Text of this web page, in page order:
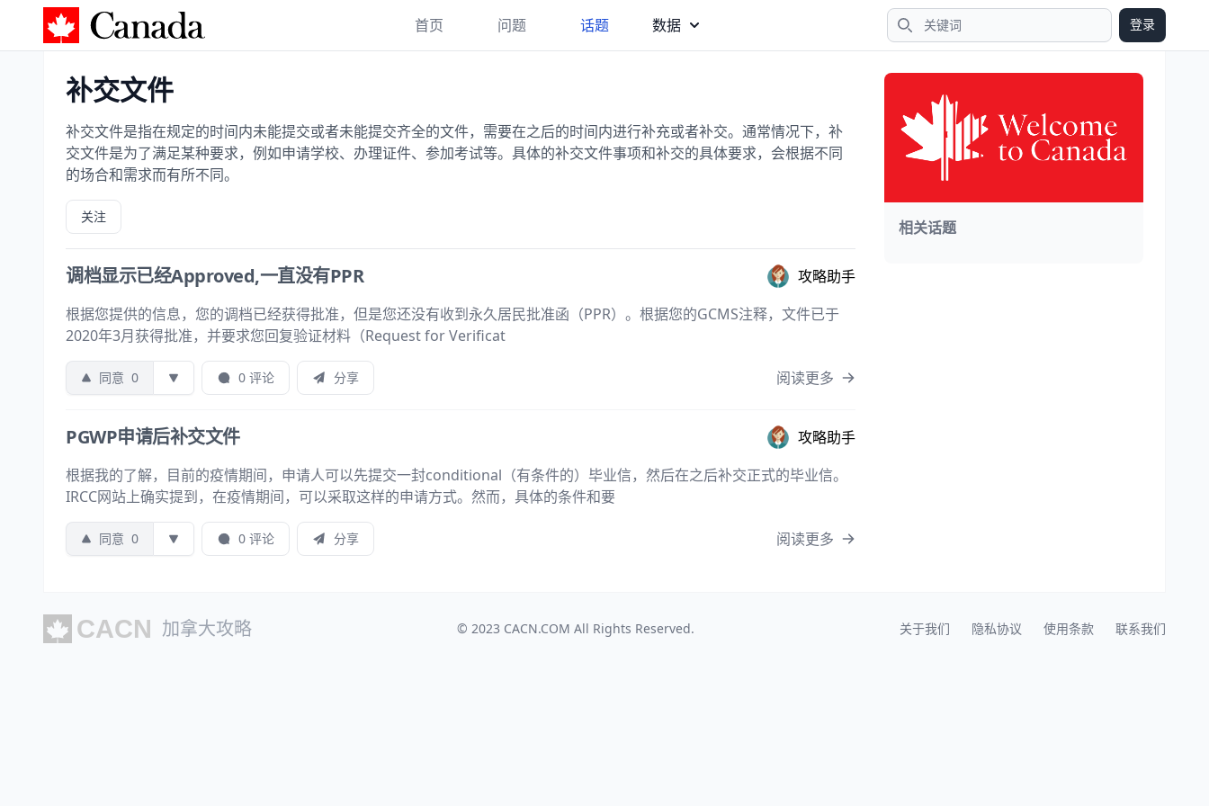
加拿大攻略 搜索
登录
首页 问题 话题 数据
补交文件
补交文件是指在规定的时间内未能提交或者未能提交齐全的文件，需要在之后的时间内进行补充或者补交。通常情况下，补
交文件是为了满足某种要求，例如申请学校、办理证件、参加考试等。具体的补交文件事项和补交的具体要求，会根据不同
的场合和需求而有所不同。
关注
调档显示已经Approved,一直没有PPR
攻略助手
根据您提供的信息，您的调档已经获得批准，但是您还没有收到永久居民批准函（PPR）。根据您的GCMS注释，文件已于
2020年3月获得批准，并要求您回复验证材料（Request for Verificat
同意 0 0 评论 分享 阅读更多
PGWP申请后补交文件
攻略助手
根据我的了解，目前的疫情期间，申请人可以先提交一封conditional（有条件的）毕业信，然后在之后补交正式的毕业信。
IRCC网站上确实提到，在疫情期间，可以采取这样的申请方式。然而，具体的条件和要
同意 0 0 评论 分享 阅读更多
相关话题
加拿大攻略 关于我们 隐私协议 使用条款 联系我们
© 2023 CACN.COM All Rights Reserved.